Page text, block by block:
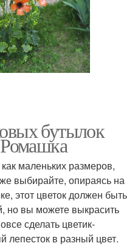
бутылок
Ромашка
маленьких размеров,
выбирайте, опираясь на
этот цветок должен быть
но вы можете выкрасить
сделать цветик-
лепесток в разный цвет.